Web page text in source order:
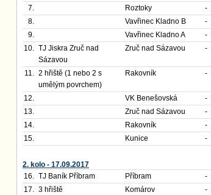
7.
Roztoky -
8.
Vavřinec Kladno B -
9.
Vavřinec Kladno A -
10. TJ Jiskra Zruč nad
Sázavou
Zruč nad Sázavou -
11. 2 hřiště (1 nebo 2 s
umělým povrchem)
Rakovník -
12. VK Benešovská -
13.
Zruč nad Sázavou -
14.
Rakovník -
15.
Kunice -
2. kolo - 17.09.2017
16. TJ Baník Příbram Příbram -
17. 3 hřiště Komárov -